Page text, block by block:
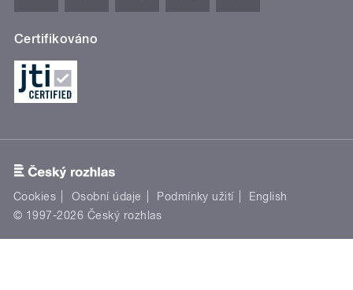
Certifikováno
Cookies Osobní údaje Podmínky užití
English
© 1997-2026 Český rozhlas